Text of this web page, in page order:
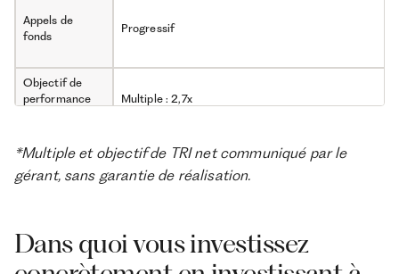
Appels de
fonds
Progressif
Objectif de
performance
Multiple : 2,7x
Horizon
d’investissement
10 ans (prorogeable jusqu’à 12 ans)
gestion pour
100 000 €
investis chez
Frais d’entrée : 0 %
Frais de gestion annuels : 1,2 %
*Multiple et objectif de TRI net communiqué par le
gérant, sans garantie de réalisation.
Dans quoi vous investissez